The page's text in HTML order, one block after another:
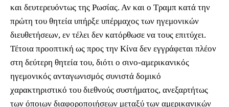
και δευτερευόντως της Ρωσίας. Αν και ο Τραμπ κατά την
πρώτη του θητεία υπήρξε υπέρμαχος των ηγεμονικών
διευθετήσεων, εν τέλει δεν κατόρθωσε να τους επιτύχει.
Τέτοια προοπτική ως προς την Κίνα δεν εγγράφεται πλέον
στη δεύτερη θητεία του, διότι ο σινο-αμερικανικός
ηγεμονικός ανταγωνισμός συνιστά δομικό
χαρακτηριστικό του διεθνούς συστήματος, ανεξαρτήτως
των όποιων διαφοροποιήσεων μεταξύ των αμερικανικών